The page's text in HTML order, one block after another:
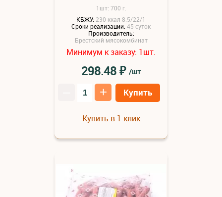
1шт: 700 г.
КБЖУ:230 ккал 8.5/22/1
Сроки реализации:45 суток
Производитель:
Брестский мясокомбинат
Минимум к заказу: 1шт.
298.48₽ /шт
+ Купить
Купить в 1 клик